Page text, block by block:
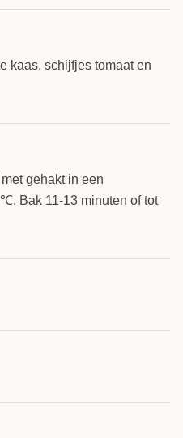
kaas, schijfjes tomaat en
gehakt in een
Bak 11-13 minuten of tot